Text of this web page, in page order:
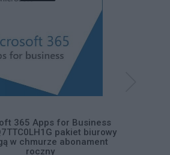
365 Apps for Business
pakiet biurowy
w chmurze abonament
roczny